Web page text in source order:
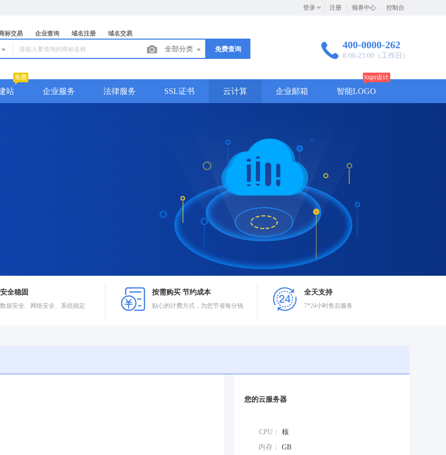
登录 注册 领券中心 控制台
标交易 企业查询 域名注册 域名交易
全部分类 免费查询 400-0000-262
8:00-23:00（工作日）
站
免费
企业服务 法律服务 SSL证书 云计算 企业邮箱 智能LOGO
logo设计
安全稳固
数据安全、网络安全、系统稳定
按需购买 节约成本
贴心的计费方式，为您节省每分钱
全天支持
7*24小时售后服务
您的云服务器
CPU：
核
内存：
GB